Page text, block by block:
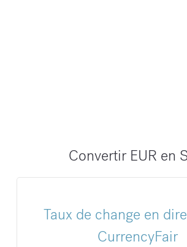
Convertir EUR en
Taux de change en
CurrencyFair